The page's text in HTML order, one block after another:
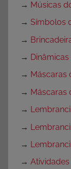
→ Músicas
→ Símbolos
→
→
→ Máscaras
→ Máscaras
→
→
→
→